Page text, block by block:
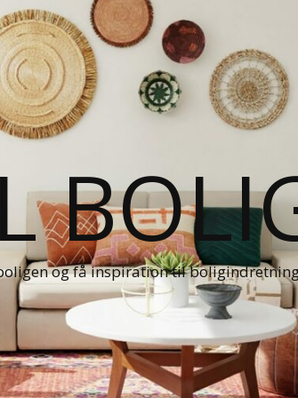
og få inspiration til